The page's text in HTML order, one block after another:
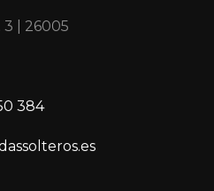
3 | 26005
384